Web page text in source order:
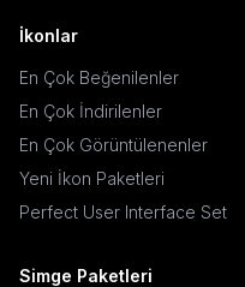
İkonlar
En Çok Beğenilenler
En Çok İndirilenler
En Çok Görüntülenenler
Yeni İkon Paketleri
Perfect User Interface Set
Simge Paketleri